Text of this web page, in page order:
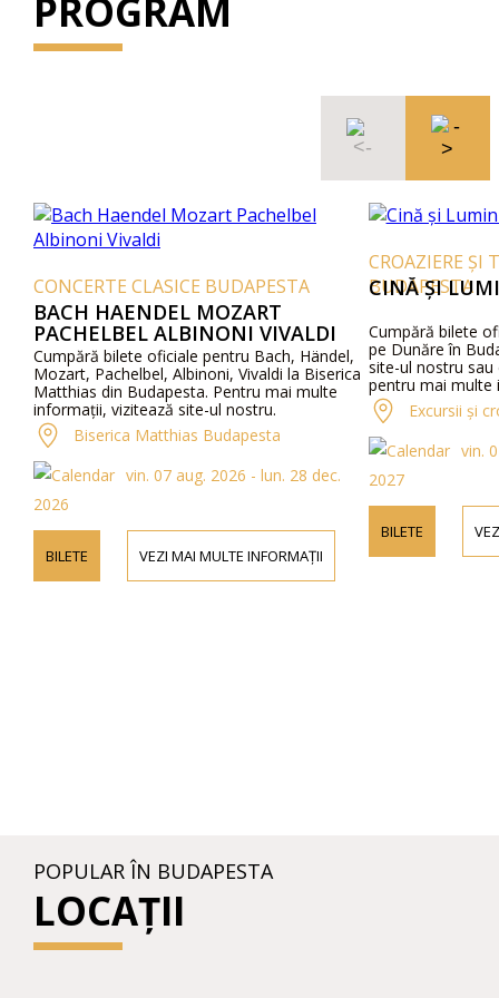
PROGRAM
CONCERTE CLASICE BUDAPESTA
BACH HAENDEL MOZART
PACHELBEL ALBINONI VIVALDI
Cumpără bilete oficiale pentru Bach, Händel,
Mozart, Pachelbel, Albinoni, Vivaldi la Biserica
Matthias din Budapesta. Pentru mai multe
informații, vizitează site-ul nostru.
Biserica Matthias Budapesta
vin. 07 aug. 2026 - lun. 28 dec.
2026
BILETE VEZI MAI MULTE INFORMAȚII
CROAZIERE ȘI
BUDAPESTA
CINĂ ȘI
Cumpără bilete
pe Dunăre în
site-ul nostru
pentru mai multe
detalii despre
Excursii și
vin.
2027
BILETE
POPULAR ÎN BUDAPESTA
LOCAȚII